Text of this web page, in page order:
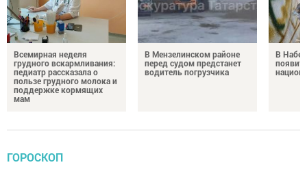
Всемирная неделя
грудного вскармливания:
педиатр рассказала о
пользе грудного молока и
поддержке кормящих
мам
В Мензелинском районе
перед судом предстанет
водитель погрузчика
В
ГОРОСКОП